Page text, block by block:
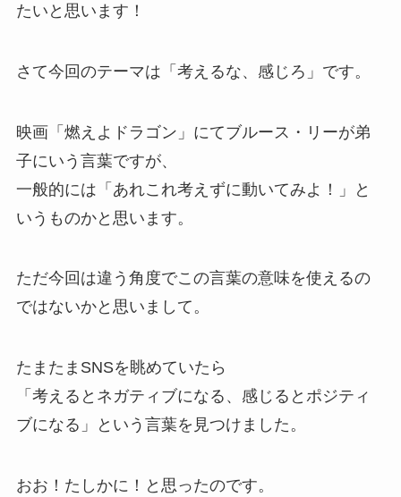
たいと思います！
さて今回のテーマは「考えるな、感じろ」です。
映画「燃えよドラゴン」にてブルース・リーが弟
子にいう言葉ですが、
一般的には「あれこれ考えずに動いてみよ！」と
いうものかと思います。
ただ今回は違う角度でこの言葉の意味を使えるの
ではないかと思いまして。
たまたまSNSを眺めていたら
「考えるとネガティブになる、感じるとポジティ
ブになる」という言葉を見つけました。
おお！たしかに！と思ったのです。